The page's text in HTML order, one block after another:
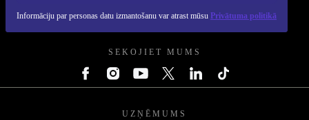
Informāciju par personas datu izmantošanu var atrast mūsu Privātuma politikā
REFURBED - RETHINK NEW.
SEKOJIET MUMS
UZŅĒMUMS